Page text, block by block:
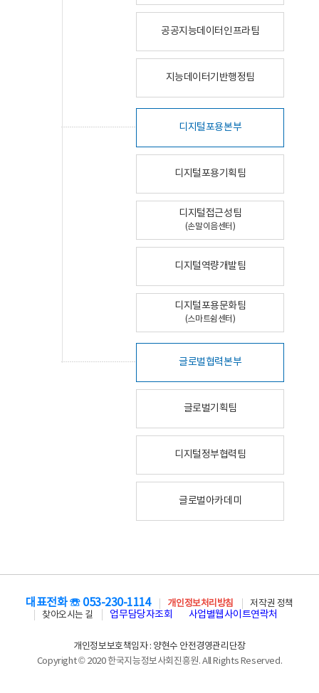
공공지능데이터인프라팀
지능데이터기반행정팀
디지털포용본부
디지털포용기획팀
디지털접근성팀
(손말이음센터)
디지털역량개발팀
디지털포용문화팀
(스마트쉼센터)
글로벌협력본부
글로벌기획팀
디지털정부협력팀
글로벌아카데미
대표전화 ☏ 053-230-1114 개인정보처리방침
저작권 정책
찾아오시는 길
업무담당자조회 사업별웹사이트연락처
개인정보보호책임자 : 양현수 안전경영관리단장
Copyright © 2020 한국지능정보사회진흥원. All Rights Reserved.